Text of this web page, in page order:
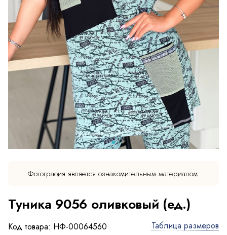
Фотография является ознакомительным материалом.
Туника 9056 оливковый (ед.)
Код товара: НФ-00064560 Таблица размеров